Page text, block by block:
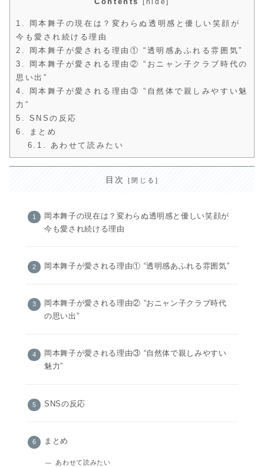
[ hide]
1.
岡本舞子の現在は？変わらぬ透明感と優しい笑顔が
今も愛され続ける理由
2.
岡本舞子が愛される理由① “透明感あふれる雰囲気”
3.
岡本舞子が愛される理由② “おニャン子クラブ時代の
思い出”
4.
岡本舞子が愛される理由③ “自然体で親しみやすい魅
力”
5.
SNSの反応
6.
まとめ
6.1.
あわせて読みたい
目次
岡本舞子の現在は？変わらぬ透明感と優しい笑顔が
今も愛され続ける理由
岡本舞子が愛される理由① “透明感あふれる雰囲気”
岡本舞子が愛される理由② “おニャン子クラブ時代
の思い出”
岡本舞子が愛される理由③ “自然体で親しみやすい
魅力”
SNSの反応
まとめ
あわせて読みたい